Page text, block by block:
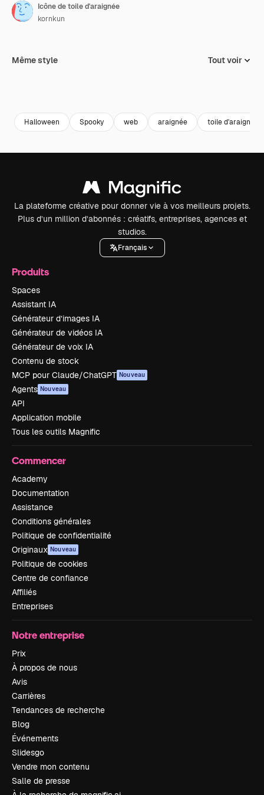
Icône de toile d'araignée
kornkun
Même style Tout voir
Halloween Spooky web araignée toile d'araignée
La plateforme créative pour donner vie à vos meilleurs projets.
Plus d’un million d’abonnés : créatifs, entreprises, agences et
studios.
Français
Produits
Spaces
Assistant IA
Générateur d’images IA
Générateur de vidéos IA
Générateur de voix IA
Contenu de stock
MCP pour Claude/ChatGPT Nouveau
Agents Nouveau
API
Application mobile
Tous les outils Magnific
Commencer
Academy
Documentation
Assistance
Conditions générales
Politique de confidentialité
Originaux Nouveau
Politique de cookies
Centre de confiance
Affiliés
Entreprises
Notre entreprise
Prix
À propos de nous
Avis
Carrières
Tendances de recherche
Blog
Événements
Slidesgo
Vendre mon contenu
Salle de presse